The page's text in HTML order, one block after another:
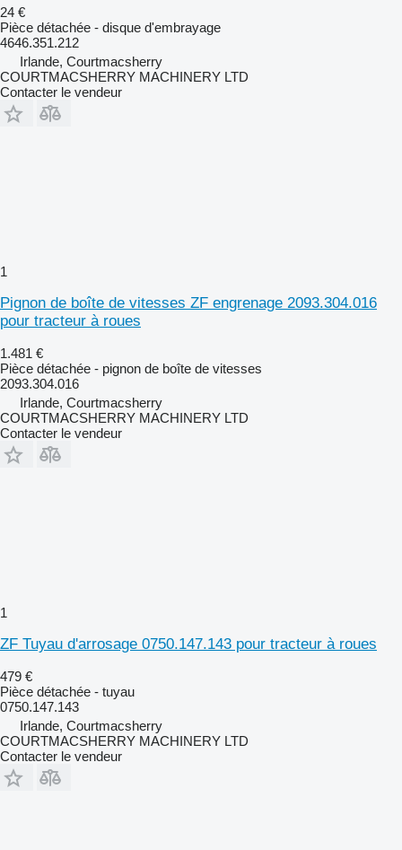
24 €
Pièce détachée - disque d'embrayage
4646.351.212
Irlande, Courtmacsherry
COURTMACSHERRY MACHINERY LTD
Contacter le vendeur
1
Pignon de boîte de vitesses ZF engrenage 2093.304.016
pour tracteur à roues
1.481 €
Pièce détachée - pignon de boîte de vitesses
2093.304.016
Irlande, Courtmacsherry
COURTMACSHERRY MACHINERY LTD
Contacter le vendeur
1
ZF Tuyau d'arrosage 0750.147.143 pour tracteur à roues
479 €
Pièce détachée - tuyau
0750.147.143
Irlande, Courtmacsherry
COURTMACSHERRY MACHINERY LTD
Contacter le vendeur